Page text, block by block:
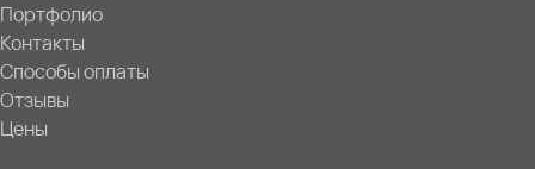
Портфолио
Контакты
Способы оплаты
Отзывы
Цены